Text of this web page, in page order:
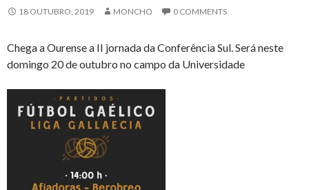
18 OUTUBRO, 2019 MONCHO 0 COMMENTS
Chega a Ourense a II jornada da Conferência Sul. Será neste
domingo 20 de outubro no campo da Universidade